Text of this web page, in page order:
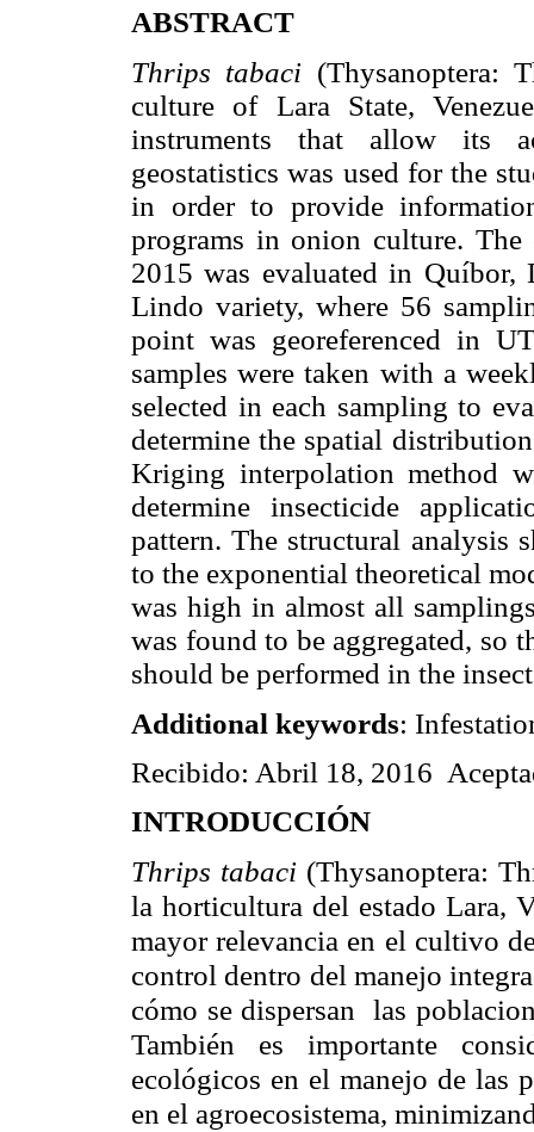
ABSTRACT
Thrips tabaci (Thysanoptera:
culture of Lara State,
instruments that allow its
geostatistics was used for the
in order to provide
programs in onion culture.
2015 was evaluated in
Lindo variety, where 56
point was georeferenced in
samples were taken with a
selected in each sampling to
determine the spatial
Kriging interpolation method
determine insecticide
pattern. The structural analysis
to the exponential theoretical
was high in almost all
was found to be aggregated, so
should be performed in the
Additional keywords:
Recibido: Abril 18, 2016
INTRODUCCIÓN
Thrips tabaci (Thysanoptera:
la horticultura del estado Lara,
mayor relevancia en el cultivo
control dentro del manejo
cómo se dispersan las
También es importante
ecológicos en el manejo de las
en el agroecosistema,